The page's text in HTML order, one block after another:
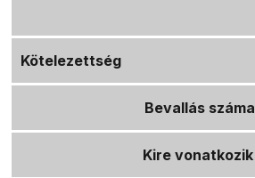
Kötelezettség
Bevallás száma
Kire vonatkozik